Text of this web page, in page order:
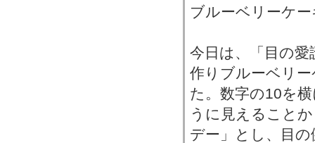
ブルーベリーケー
今日は、「目の
作りブルーベリ
た。数字の10を
うに見えること
デー」とし、目